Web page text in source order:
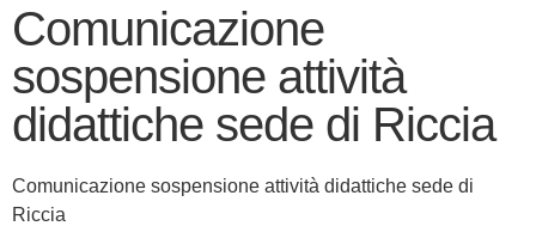
Comunicazione
sospensione attività
didattiche sede di Riccia
Comunicazione sospensione attività didattiche sede di
Riccia